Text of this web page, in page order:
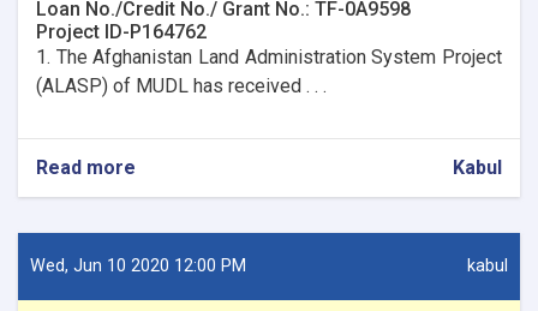
Loan No./Credit No./ Grant No.: TF-0A9598
Project ID-P164762
1. The Afghanistan Land Administration System Project
(ALASP) of MUDL has received . . .
Read more
Procurement
Network
design
Kabul
Wed, Jun 10 2020 12:00 PM kabul